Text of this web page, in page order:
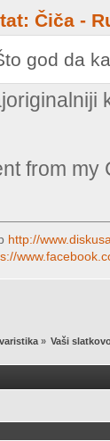
Čiča -
god da
from my
http://
» Vaši